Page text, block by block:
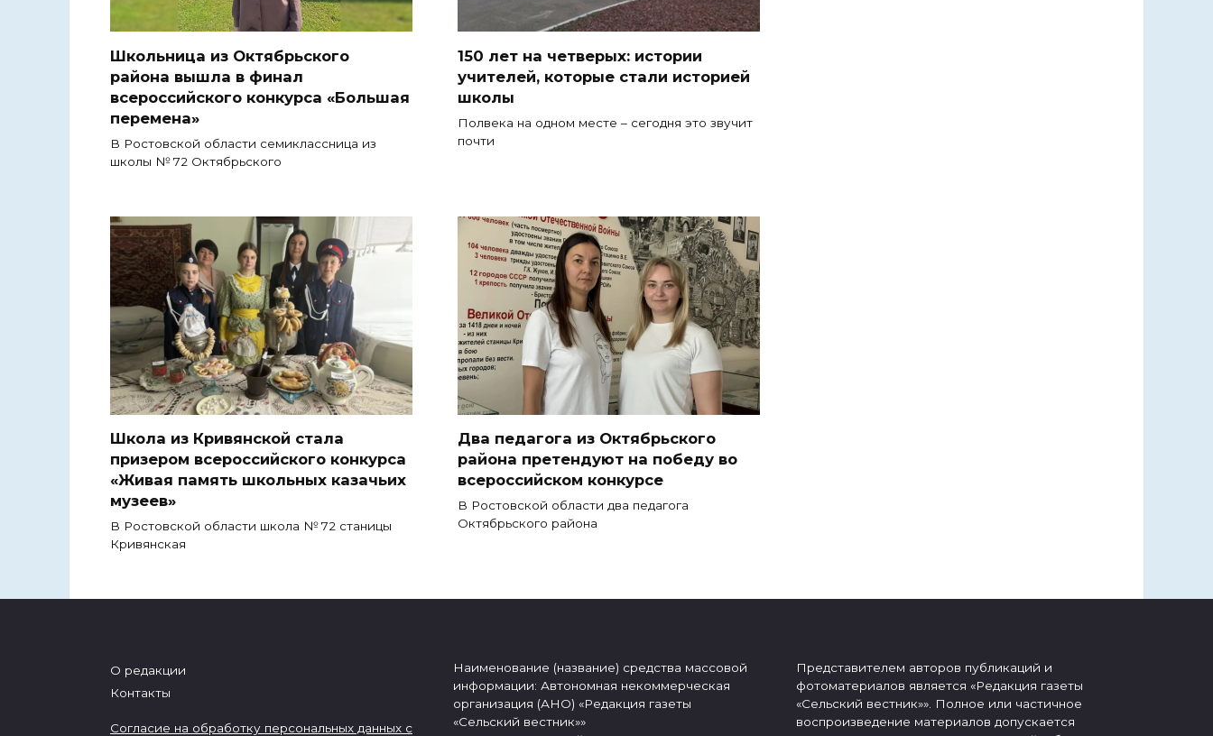
Школьница из Октябрьского
района вышла в финал
всероссийского конкурса «Большая
перемена»
В Ростовской области семиклассница из
школы № 72 Октябрьского
150 лет на четверых: истории
учителей, которые стали историей
школы
Полвека на одном месте – сегодня это звучит
почти
Школа из Кривянской стала
призером всероссийского конкурса
«Живая память школьных казачьих
музеев»
В Ростовской области школа № 72 станицы
Кривянская
Два педагога из Октябрьского
района претендуют на победу во
всероссийском конкурсе
В Ростовской области два педагога
Октябрьского района
О редакции
Контакты
Согласие на обработку персональных данных с
Наименование (название) средства массовой
информации: Автономная некоммерческая
организация (АНО) «Редакция газеты
«Сельский вестник»»
Представителем авторов публикаций и
фотоматериалов является «Редакция газеты
«Сельский вестник»». Полное или частичное
воспроизведение материалов допускается